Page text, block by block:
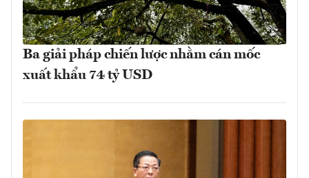
Ba giải pháp chiến lược nhằm cán mốc
xuất khẩu 74 tỷ USD